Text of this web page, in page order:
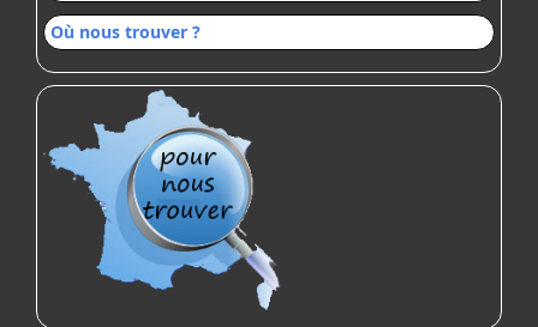
Où nous trouver ?